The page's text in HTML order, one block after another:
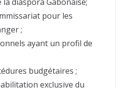
pour les
;
ayant un profil de
budgétaires ;
exclusive du